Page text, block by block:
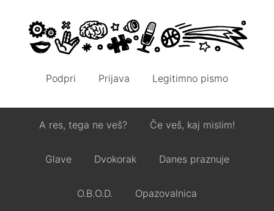
Podpri Prijava Legitimno pismo
A res, tega ne veš? Če veš, kaj mislim!
Glave Dvokorak Danes praznuje
O.B.O.D. Opazovalnica